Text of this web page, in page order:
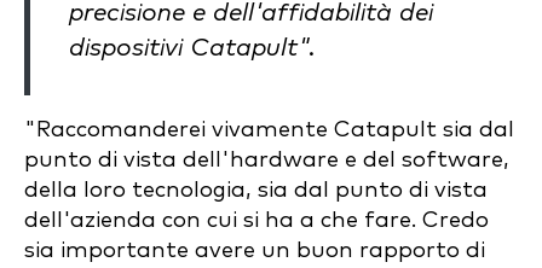
precisione e dell'affidabilità dei
dispositivi Catapult".
"Raccomanderei vivamente Catapult sia dal
punto di vista dell'hardware e del software,
della loro tecnologia, sia dal punto di vista
dell'azienda con cui si ha a che fare. Credo
sia importante avere un buon rapporto di